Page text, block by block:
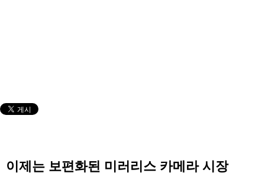
이제는 보편화된 미러리스 카메라 시장